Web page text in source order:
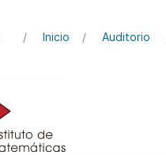
Inicio Auditorio